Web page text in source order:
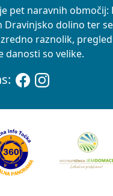
pet naravnih območij:
Dravinjsko dolino ter
raznolik,
danosti so velike.